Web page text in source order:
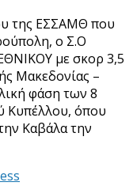
της ΕΣΣΑΜΘ που
ο Σ.Ο
με σκορ 3,5
Μακεδονίας –
φάση των 8
Κυπέλλου, όπου
Καβάλα την